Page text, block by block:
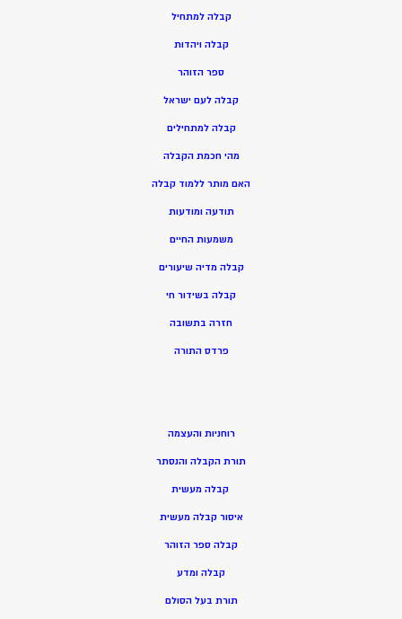
קבלה למתחיל
קבלה ויהדות
ספר הזוהר
קבלה לעם ישראל
קבלה למתחילים
מהי חכמת הקבלה
האם מותר ללמוד קבלה
תודעה ומודעות
משמעות החיים
קבלה מדיה שיעורים
קבלה בשידור חי
חזרה בתשובה
פרדס התורה
רוחניות והעצמה
תורת הקבלה והנסתר
קבלה מעשית
איסור קבלה מעשית
קבלה ספר הזוהר
קבלה ומדע
תורת בעל הסולם